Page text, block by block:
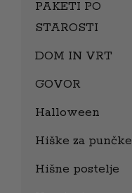
PAKETI PO
STAROSTI
DOM IN VRT
GOVOR
Halloween
Hiške za punčke
Hišne postelje